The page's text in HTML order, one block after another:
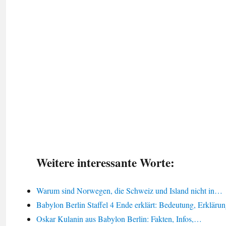
Weitere interessante Worte:
Warum sind Norwegen, die Schweiz und Island nicht in…
Babylon Berlin Staffel 4 Ende erklärt: Bedeutung,
Oskar Kulanin aus Babylon Berlin: Fakten, Infos,…